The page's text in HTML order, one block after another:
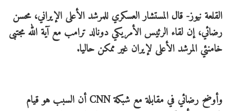
القلعة نيوز- قال المستشار العسكري للمرشد الأعلى الإيراني، محسن
رضائي، إن لقاء الرئيس الأمريكي دونالد ترامب مع آية الله مجتبى
خامنئي المرشد الأعلى لإيران غير ممكن حاليا.
وأوضح رضائي في مقابلة مع شبكة CNN أن السبب هو قيام